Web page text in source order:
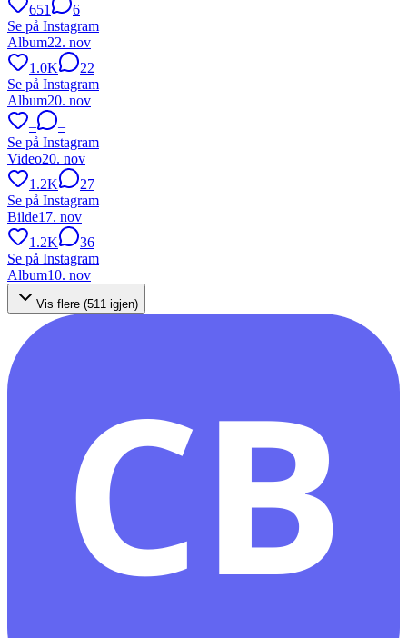
651
6
Se på Instagram
Album22. nov
1.0K
22
Se på Instagram
Album20. nov
–
–
Se på Instagram
Video20. nov
1.2K
27
Se på Instagram
Bilde17. nov
1.2K
36
Se på Instagram
Album10. nov
Vis flere (511 igjen)
CB